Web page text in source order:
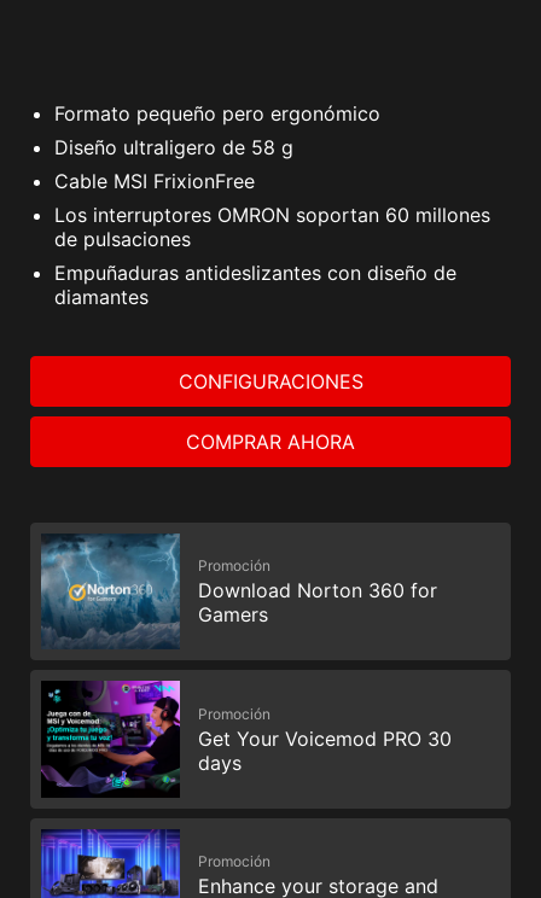
Formato pequeño pero ergonómico
Diseño ultraligero de 58 g
Cable MSI FrixionFree
Los interruptores OMRON soportan 60 millones
de pulsaciones
Empuñaduras antideslizantes con diseño de
diamantes
CONFIGURACIONES
COMPRAR AHORA
Promoción
Download Norton 360 for
Gamers
Promoción
Get Your Voicemod PRO 30
days
Promoción
Enhance your storage and